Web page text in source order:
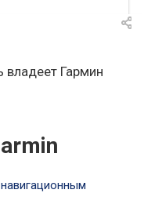
владеет Гармин
навигационным